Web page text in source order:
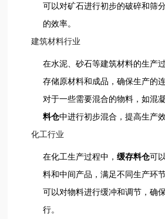
可以对矿石进行初步的破碎和筛
的效率。
建筑材料行业
在水泥、砂石等建筑材料的生产
存储原材料和成品，确保生产的连
对于一些需要混合的物料，如混
料仓中进行初步混合，提高生产
化工行业
在化工生产过程中，缓存料仓可
料和中间产品，满足不同生产环
可以对物料进行缓冲和调节，确
行。